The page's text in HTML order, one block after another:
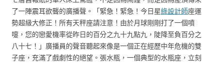
了一陣震耳欲聾的廣播聲。「緊急！緊急！今日星綠設計師座運
勢超級大修正！所有天秤座請注意！由於月球剛剛打了一個噴
嚏，您的戀愛機率從昨日的百分之九十九點九，陡降至負百分之
八十七！」廣播員的聲音聽起來像是一個正在經歷中年危機的雙
子座，充滿了戲劇性的絕望。張水瓶，一個典型的水瓶座，立刻